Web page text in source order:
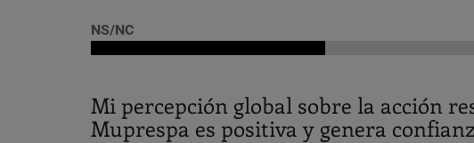
NS/NC
Mi percepción global sobre la acción
Muprespa es positiva y genera